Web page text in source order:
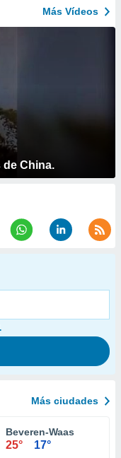
Más Vídeos
de China.
Más ciudades
Beveren-Waas
25° 17°